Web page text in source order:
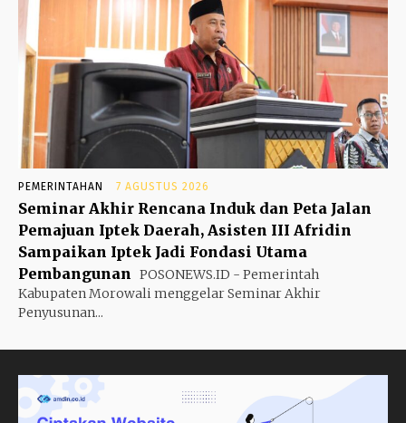
PEMERINTAHAN 7 AGUSTUS 2026
Seminar Akhir Rencana Induk dan Peta Jalan
Pemajuan Iptek Daerah, Asisten III Afridin
Sampaikan Iptek Jadi Fondasi Utama
Pembangunan POSONEWS.ID - Pemerintah
Kabupaten Morowali menggelar Seminar Akhir
Penyusunan...